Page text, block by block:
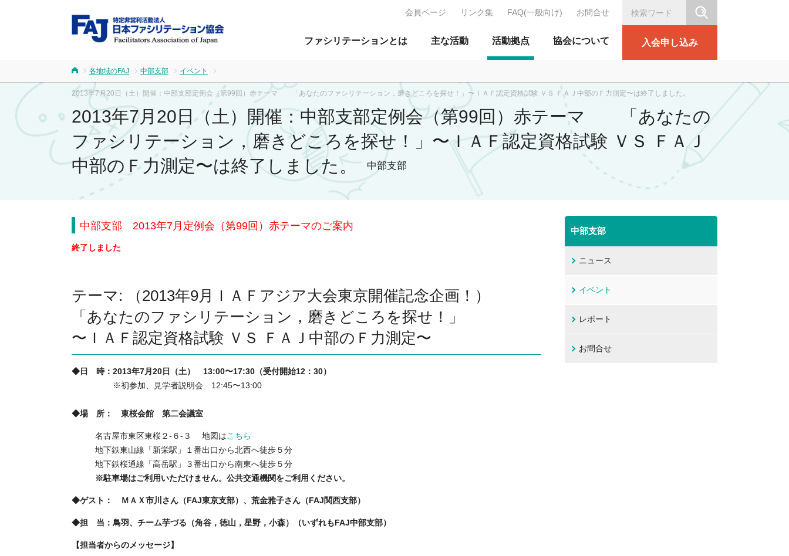
FAJ：特定非営利活動法人 日本ファシリテーション協会
ファシリテーションとは 主な活動 活動拠点 協会について 入会申し込み
会員ページ リンク集 FAQ(一般向け) お問合せ
各地域のFAJ 中部支部 イベント
2013年7月20日（土）開催：中部支部定例会（第99回）赤テーマ 「あなたのファシリテーション，磨きどころを探せ！」〜ＩＡＦ認定資格試験 ＶＳ ＦＡＪ中部のＦ力測定〜は終了しました。
2013年7月20日（土）開催：中部支部定例会（第99回）赤テーマ 「あなたの
ファシリテーション，磨きどころを探せ！」〜ＩＡＦ認定資格試験 ＶＳ ＦＡＪ
中部のＦ力測定〜は終了しました。
中部支部
中部支部 2013年7月定例会（第99回）赤テーマのご案内
終了しました
テーマ: （2013年9月ＩＡＦアジア大会東京開催記念企画！）
「あなたのファシリテーション，磨きどころを探せ！」
〜ＩＡＦ認定資格試験 ＶＳ ＦＡＪ中部のＦ力測定〜
◆日 時：2013年7月20日（土） 13:00〜17:30（受付開始12：30）
※初参加、見学者説明会 12:45〜13:00
◆場 所： 東桜会館 第二会議室
名古屋市東区東桜２-６-３ 地図はこちら
地下鉄東山線「新栄駅」１番出口から北西へ徒歩５分
地下鉄桜通線「高岳駅」３番出口から南東へ徒歩５分
※駐車場はご利用いただけません。公共交通機関をご利用ください。
◆ゲスト： ＭＡＸ市川さん（FAJ東京支部）、荒金雅子さん（FAJ関西支部）
◆担 当：鳥羽、チーム芋づる（角谷，徳山，星野，小森）（いずれもFAJ中部支部）
【担当者からのメッセージ】
中部支部
ニュース
イベント
レポート
お問合せ